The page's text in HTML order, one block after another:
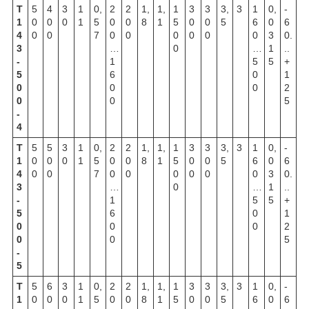
Т
1
4
3
-
5
0
0
-
4
5
0
0
4
0
0
3
0
1
1
0,
5
7
2
0
0
1
6
0
0
2
0
0
1,
8
1,
1
1
5
0
0
3
0
0
3
0
0
3,
5
3
1
6
0
5
0
0
0,
0
3
1
5
-
6
0.
+
1
2
5
Т
1
4
3
-
5
0
0
-
5
5
0
0
5
0
0
3
0
1
1
0,
5
7
2
0
0
1
6
0
0
2
0
0
1,
8
1,
1
1
5
0
0
3
0
0
3
0
0
3,
5
3
1
6
0
5
0
0
0,
0
3
1
5
-
6
0.
+
1
2
5
Т
1
5
0
6
0
3
0
1
1
0,
5
2
0
2
0
1,
8
1,
1
1
5
3
0
3
0
3,
5
3
1
6
0,
0
-
6